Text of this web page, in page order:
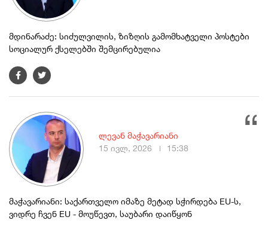
მდინარაძე: სიძულვილის, ზიზღის გამომხატველი პოსტები
სოციალურ ქსელებში შემცირებულია
მაჭავარიანი: საქართველო იმაზე მეტად სჭირდება EU-ს,
ვიდრე ჩვენ EU - მოუწევთ, საუბარი დაიწყონ
ლევან მაჭავარიანი
15 ივლ, 2026
15:38